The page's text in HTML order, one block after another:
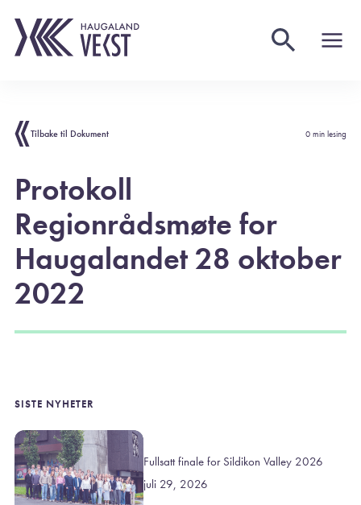
Tilbake til Dokument 0 min lesing
Protokoll
Regionrådsmøte for
Haugalandet 28 oktober
2022
SISTE NYHETER
Fullsatt finale for Sildikon Valley 2026
juli 29, 2026